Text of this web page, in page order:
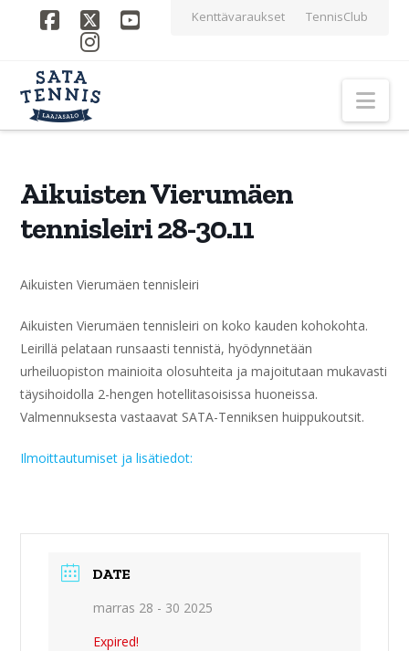
Kenttävaraukset TennisClub
Facebook
X YouTube
Instagram
Aikuisten Vierumäen
tennisleiri 28-30.11
Aikuisten Vierumäen tennisleiri
Aikuisten Vierumäen tennisleiri on koko kauden kohokohta.
Leirillä pelataan runsaasti tennistä, hyödynnetään
urheiluopiston mainioita olosuhteita ja majoitutaan mukavasti
täysihoidolla 2-hengen hotellitasoisissa huoneissa.
Valmennuksesta vastaavat SATA-Tenniksen huippukoutsit.
Ilmoittautumiset ja lisätiedot:
DATE
marras 28 - 30 2025
Expired!